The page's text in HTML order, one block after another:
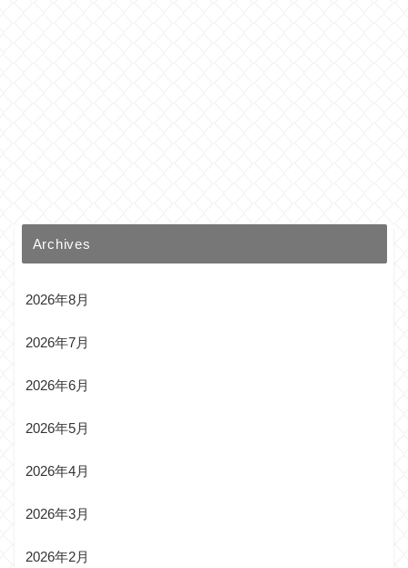
Archives
2026年8月
2026年7月
2026年6月
2026年5月
2026年4月
2026年3月
2026年2月